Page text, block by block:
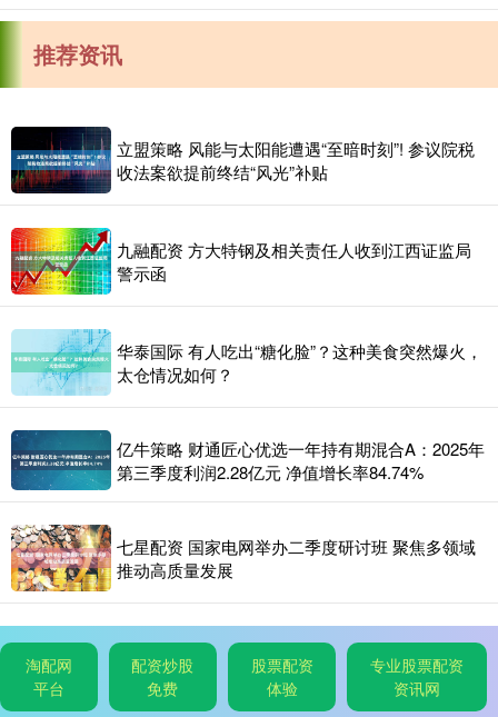
推荐资讯
立盟策略 风能与太阳能遭遇“至暗时刻”! 参议院税
收法案欲提前终结“风光”补贴
九融配资 方大特钢及相关责任人收到江西证监局
警示函
华泰国际 有人吃出“糖化脸”？这种美食突然爆火，
太仓情况如何？
亿牛策略 财通匠心优选一年持有期混合A：2025年
第三季度利润2.28亿元 净值增长率84.74%
七星配资 国家电网举办二季度研讨班 聚焦多领域
推动高质量发展
淘配网
平台
配资炒股
免费
股票配资
体验
专业股票配资
资讯网